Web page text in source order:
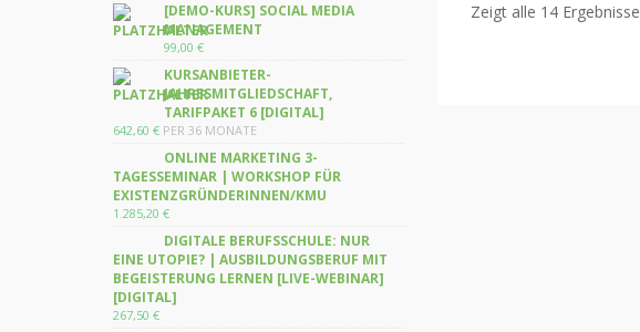
Zeigt alle 14 Ergebnisse
[DEMO-KURS] SOCIAL MEDIA
MANAGEMENT
99,00 €
KURSANBIETER-
JAHRESMITGLIEDSCHAFT,
TARIFPAKET 6 [DIGITAL]
642,60 € PER 36 MONATE
ONLINE MARKETING 3-
TAGESSEMINAR | WORKSHOP FÜR
EXISTENZGRÜNDERINNEN/KMU
1.285,20 €
DIGITALE BERUFSSCHULE: NUR
EINE UTOPIE? | AUSBILDUNGSBERUF MIT
BEGEISTERUNG LERNEN [LIVE-WEBINAR]
[DIGITAL]
267,50 €